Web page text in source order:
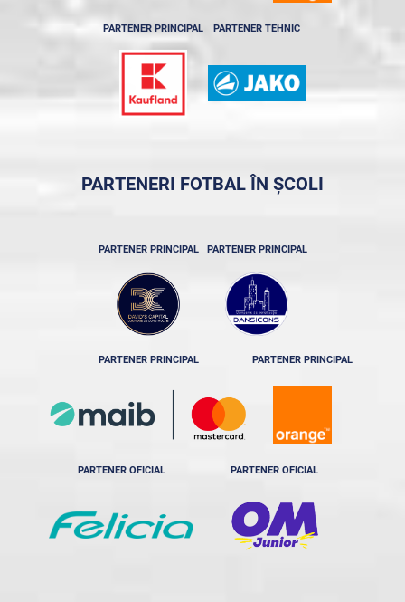
PARTENER PRINCIPAL PARTENER TEHNIC
PARTENERI FOTBAL ÎN ȘCOLI
PARTENER PRINCIPAL PARTENER PRINCIPAL
PARTENER PRINCIPAL PARTENER PRINCIPAL
PARTENER OFICIAL PARTENER OFICIAL